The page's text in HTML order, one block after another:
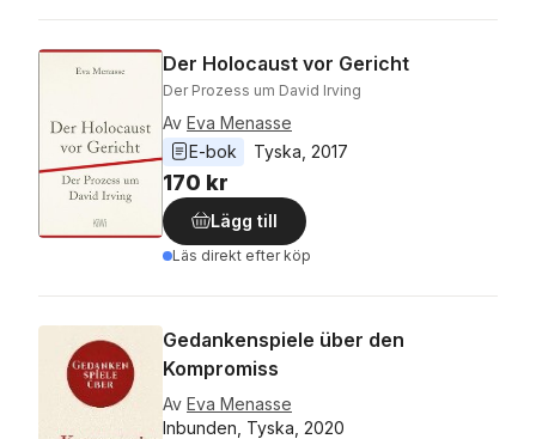
Der Holocaust vor Gericht
Der Prozess um David Irving
Av Eva Menasse
E-bok
Tyska 2017
170 kr
Lägg till
Läs direkt efter köp
Gedankenspiele über den
Kompromiss
Av Eva Menasse
Inbunden, Tyska, 2020